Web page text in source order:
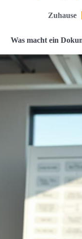
Zuhause
Was macht ein